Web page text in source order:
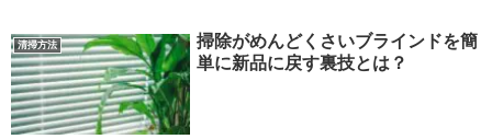
清掃方法
掃除がめんどくさいブラインドを簡
単に新品に戻す裏技とは？